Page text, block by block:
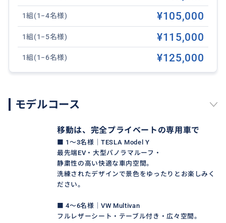
※ クリスマス・年末年始／イースター期間は
追加料金が発生する場合があります
※ 表示価格は為替レートにより
おすすめ
1組(1−4名様) ¥105,000
1組(1−5名様) ¥115,000
1組(1−6名様) ¥125,000
モデルコース
移動は、完全プライベートの専用車で
■ 1〜3名様｜TESLA Model Y
最先端EV・大型パノラマルーフ・
静粛性の高い快適な車内空間。
洗練されたデザインで景色をゆったりとお楽しみく
ださい。
■ 4〜6名様｜VW Multivan
フルレザーシート・テーブル付き・広々空間。